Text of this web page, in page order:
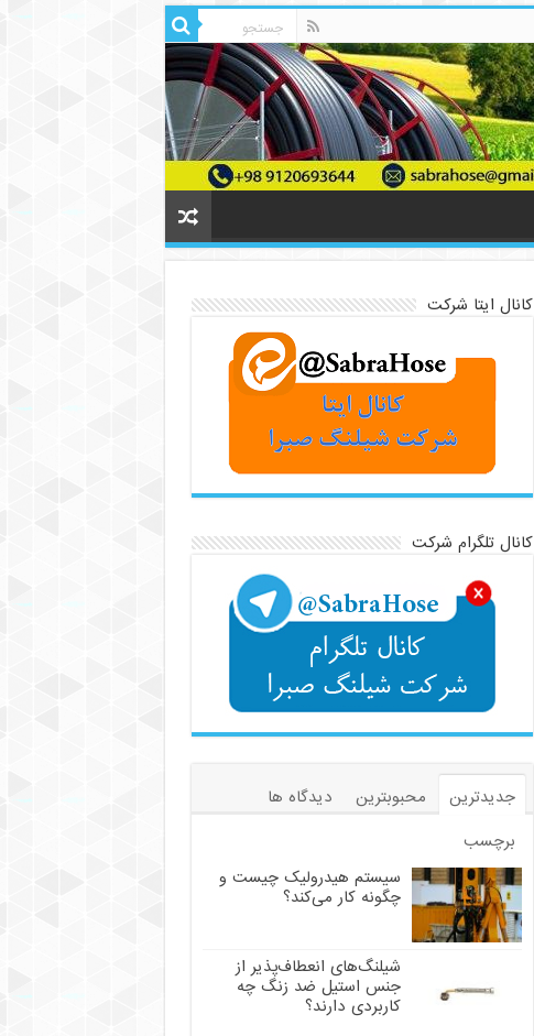
کانال ایتا شرکت
کانال تلگرام شرکت
جدیدترین محبوبترین
دیدگاه ها
برچسب
سیستم هیدرولیک چیست و
چگونه کار می‌کند؟
شیلنگ‌های انعطاف‌پذیر از
جنس استیل ضد زنگ چه
کاربردی دارند؟